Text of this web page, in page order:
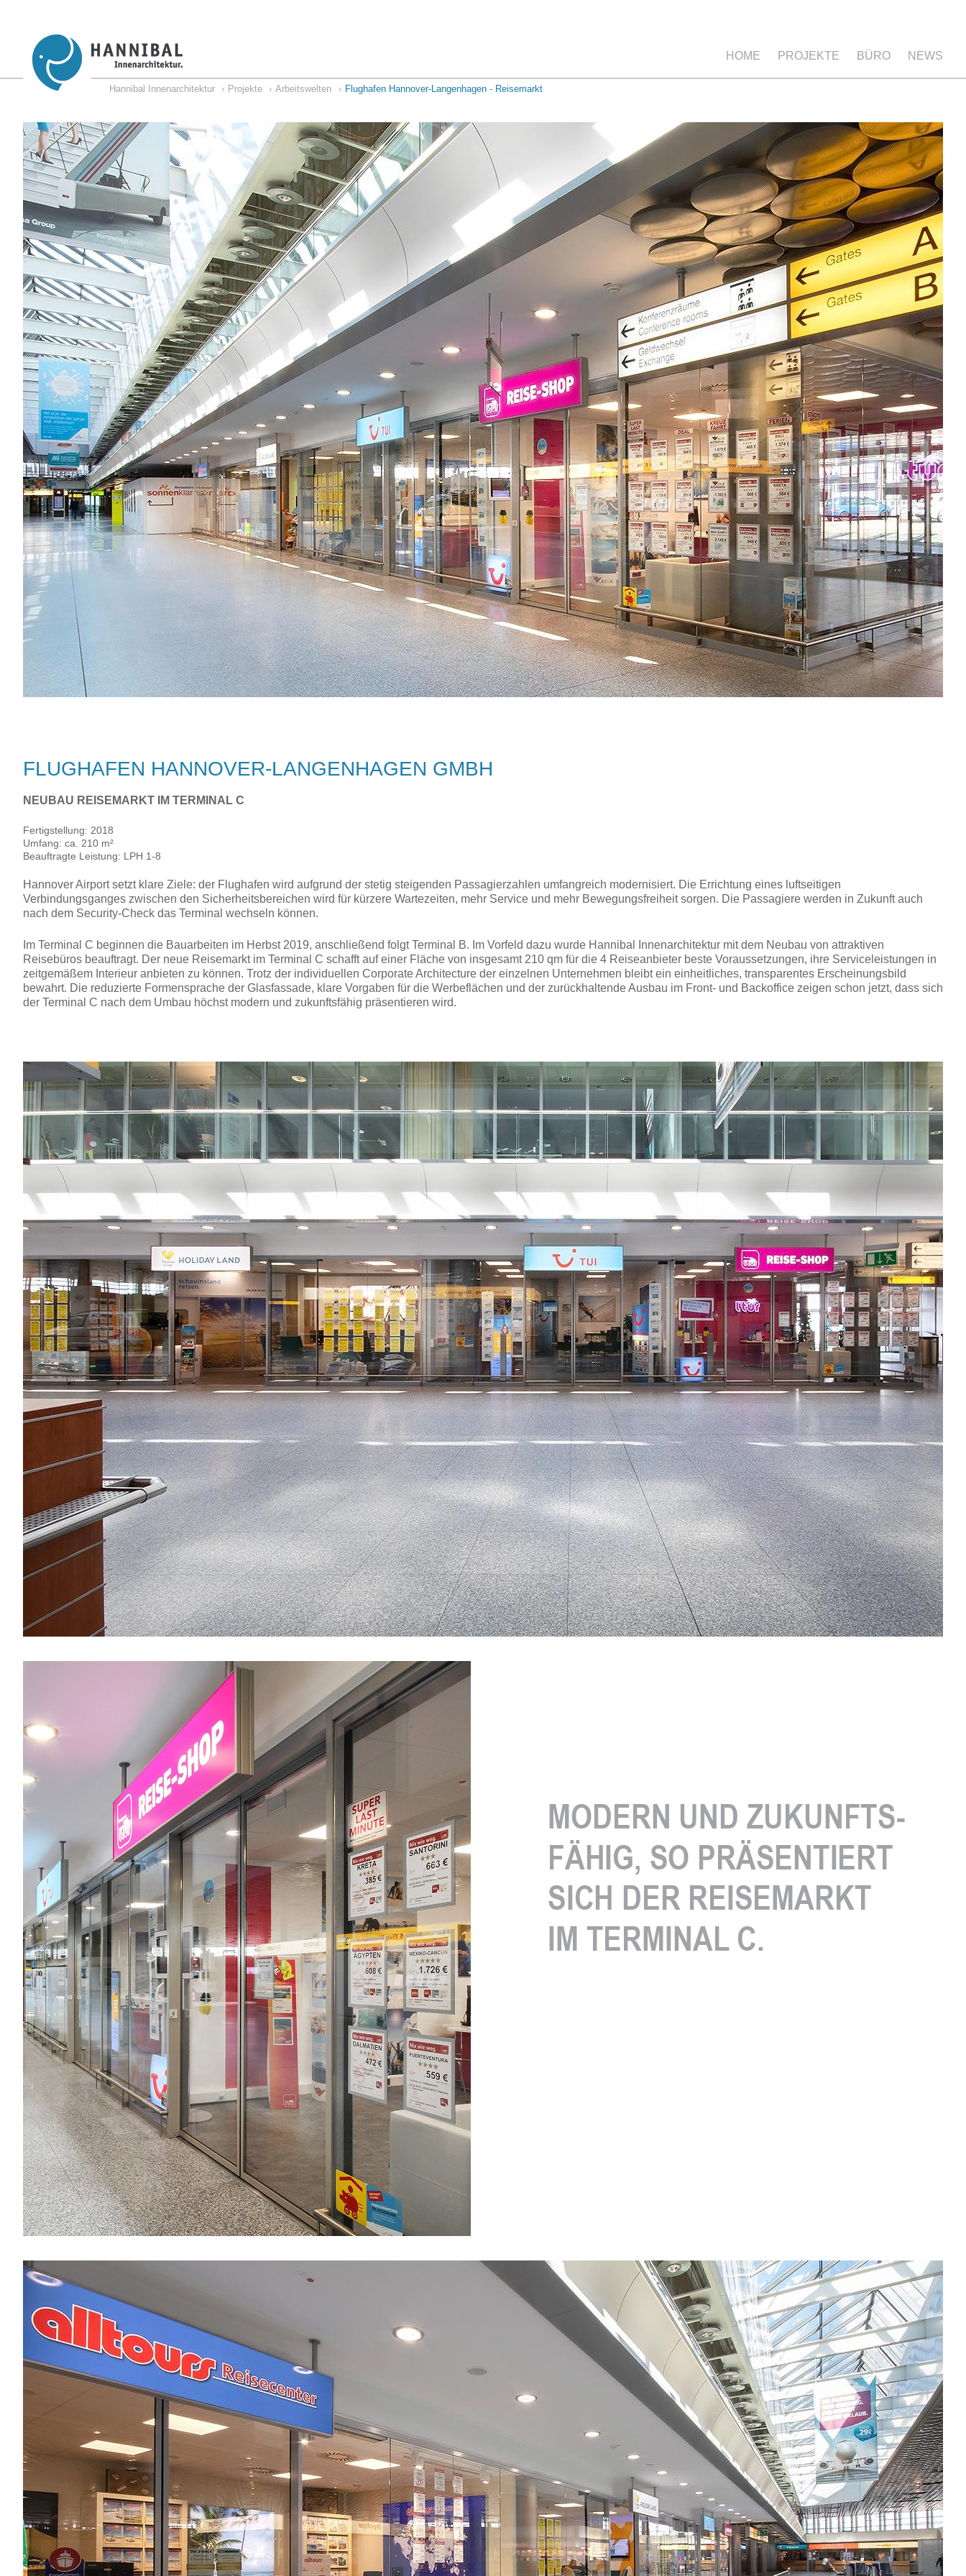
HOME PROJEKTE BÜRO NEWS
Hannibal Innenarchitektur Projekte Arbeitswelten Flughafen Hannover-Langenhagen - Reisemarkt
FLUGHAFEN HANNOVER-LANGENHAGEN GMBH
NEUBAU REISEMARKT IM TERMINAL C
Fertigstellung: 2018
Umfang: ca. 210 m²
Beauftragte Leistung: LPH 1-8
Hannover Airport setzt klare Ziele: der Flughafen wird aufgrund der stetig steigenden Passagierzahlen umfangreich modernisiert. Die Errichtung eines luftseitigen
Verbindungsganges zwischen den Sicherheitsbereichen wird für kürzere Wartezeiten, mehr Service und mehr Bewegungsfreiheit sorgen. Die Passagiere werden in Zukunft auch
nach dem Security-Check das Terminal wechseln können.
Im Terminal C beginnen die Bauarbeiten im Herbst 2019, anschließend folgt Terminal B. Im Vorfeld dazu wurde Hannibal Innenarchitektur mit dem Neubau von attraktiven
Reisebüros beauftragt. Der neue Reisemarkt im Terminal C schafft auf einer Fläche von insgesamt 210 qm für die 4 Reiseanbieter beste Voraussetzungen, ihre Serviceleistungen in
zeitgemäßem Interieur anbieten zu können. Trotz der individuellen Corporate Architecture der einzelnen Unternehmen bleibt ein einheitliches, transparentes Erscheinungsbild
bewahrt. Die reduzierte Formensprache der Glasfassade, klare Vorgaben für die Werbeflächen und der zurückhaltende Ausbau im Front- und Backoffice zeigen schon jetzt, dass sich
der Terminal C nach dem Umbau höchst modern und zukunftsfähig präsentieren wird.